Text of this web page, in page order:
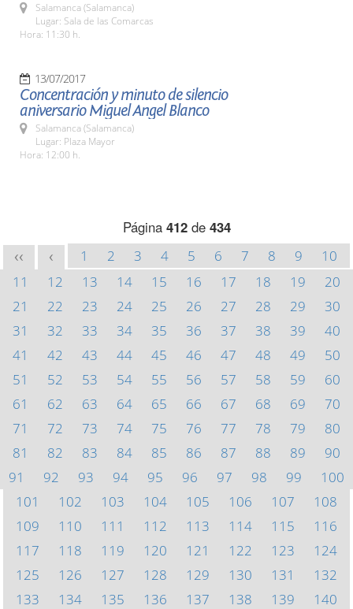
Salamanca (Salamanca)
Lugar: Sala de las Comarcas
Hora: 11:30 h.
13/07/2017
Concentración y minuto de silencio
aniversario Miguel Angel Blanco
Salamanca (Salamanca)
Lugar: Plaza Mayor
Hora: 12:00 h.
Página 412de 434
<< < 1 2 3 4 5 6 7 8 9
10
11
12 13 14 15 16 17 18 19
20
21
22 23 24 25 26 27 28 29
30
31
32 33 34 35 36 37 38 39
40
41
42 43 44 45 46 47 48 49
50
51
52 53 54 55 56 57 58 59
60
61
62 63 64 65 66 67 68 69
70
71
72 73 74 75 76 77 78 79
80
81
82 83 84 85 86 87 88 89
90
91
92 93 94 95 96 97 98 99
100
101
102 103 104 105 106 107
108
109
110 111 112 113 114 115
116
117
118 119 120 121 122 123
124
125
126 127 128 129 130 131
132
133
134 135 136 137 138 139
140